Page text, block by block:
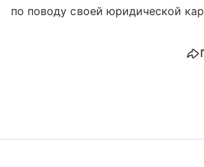
по поводу своей юридической